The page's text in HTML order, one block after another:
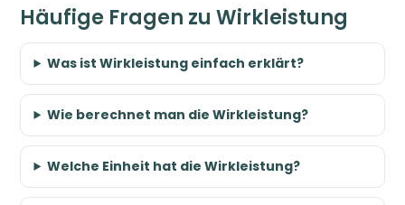
Häufige Fragen zu Wirkleistung
Was ist Wirkleistung einfach erklärt?
Wie berechnet man die Wirkleistung?
Welche Einheit hat die Wirkleistung?